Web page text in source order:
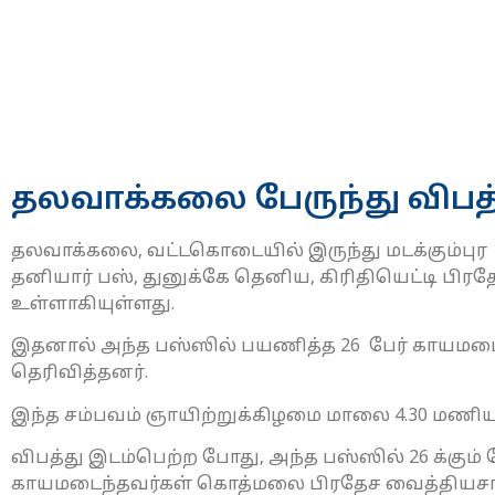
தலவாக்கலை பேருந்து
தலவாக்கலை, வட்டகொடையில் இருந்து
தனியார் பஸ், துனுக்கே தெனிய, கிரிதியெட்டி
உள்ளாகியுள்ளது.
இதனால் அந்த பஸ்ஸில் பயணித்த 26 பேர்
தெரிவித்தனர்.
இந்த சம்பவம் ஞாயிற்றுக்கிழமை மாலை 4.30
விபத்து இடம்பெற்ற போது, அந்த பஸ்ஸில் 26
காயமடைந்தவர்கள் கொத்மலை பி​ரதேச